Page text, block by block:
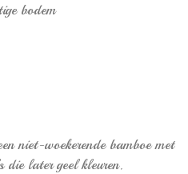
bodem
niet-woekerende bamboe met
die later geel kleuren.